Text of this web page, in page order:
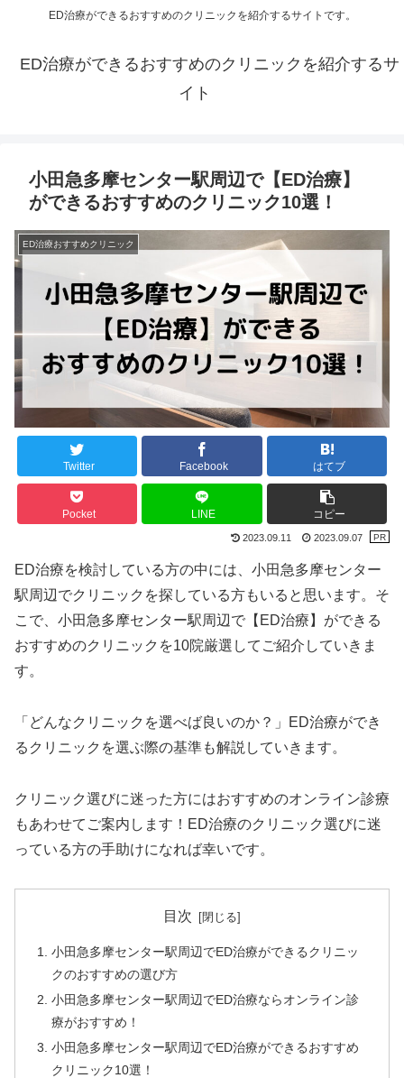
ED治療ができるおすすめのクリニックを紹介するサイトです。
ED治療ができるおすすめのクリニックを紹介するサ
イト
小田急多摩センター駅周辺で【ED治療】
ができるおすすめのクリニック10選！
ED治療おすすめクリニック
Twitter Facebook はてブ
Pocket LINE コピー
2023.09.11 2023.09.07
ED治療を検討している方の中には、小田急多摩センター
駅周辺でクリニックを探している方もいると思います。そ
こで、小田急多摩センター駅周辺で【ED治療】ができる
おすすめのクリニックを10院厳選してご紹介していきま
す。
「どんなクリニックを選べば良いのか？」ED治療ができ
るクリニックを選ぶ際の基準も解説していきます。
クリニック選びに迷った方にはおすすめのオンライン診療
もあわせてご案内します！ED治療のクリニック選びに迷
っている方の手助けになれば幸いです。
目次
小田急多摩センター駅周辺でED治療ができるクリニッ
クのおすすめの選び方
小田急多摩センター駅周辺でED治療ならオンライン診
療がおすすめ！
小田急多摩センター駅周辺でED治療ができるおすすめ
クリニック10選！